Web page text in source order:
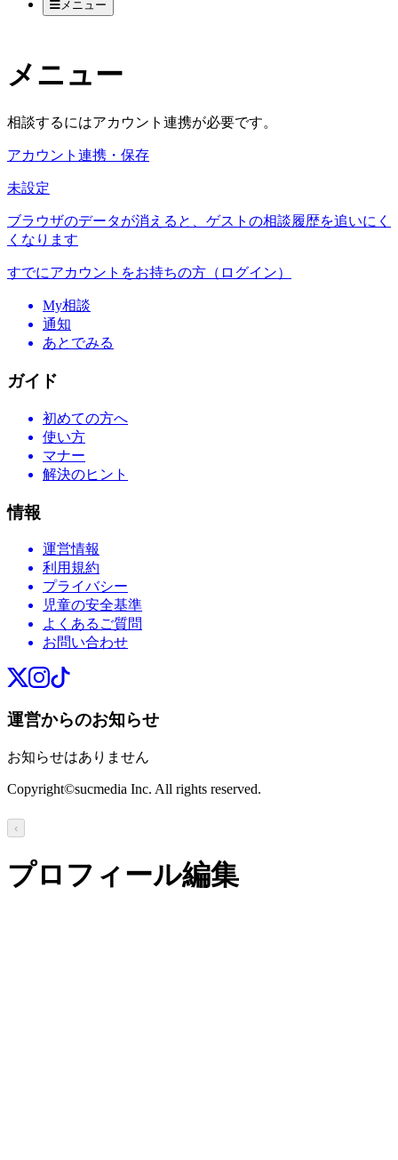
メニュー
メニュー
相談するにはアカウント連携が必要です。
アカウント連携・保存
未設定
ブラウザのデータが消えると、ゲストの相談履歴を追いにく
くなります
すでにアカウントをお持ちの方（ログイン）
My相談
通知
あとでみる
ガイド
初めての方へ
使い方
マナー
解決のヒント
情報
運営情報
利用規約
プライバシー
児童の安全基準
よくあるご質問
お問い合わせ
運営からのお知らせ
お知らせはありません
Copyright©sucmedia Inc. All rights reserved.
‹
プロフィール編集